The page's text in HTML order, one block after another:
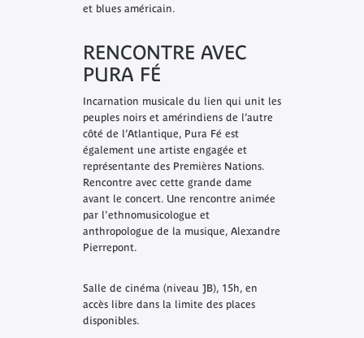
et blues américain.
RENCONTRE AVEC
PURA FÉ
Incarnation musicale du lien qui unit les
peuples noirs et amérindiens de l’autre
côté de l’Atlantique, Pura Fé est
également une artiste engagée et
représentante des Premières Nations.
Rencontre avec cette grande dame
avant le concert. Une rencontre animée
par l'ethnomusicologue et
anthropologue de la musique, Alexandre
Pierrepont.
Salle de cinéma (niveau JB), 15h, en
accès libre dans la limite des places
disponibles.